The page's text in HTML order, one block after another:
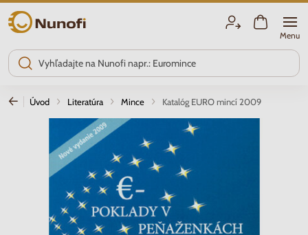
Nunofi.sk
Menu
Úvod Literatúra Mince Katalóg EURO mincí 2009